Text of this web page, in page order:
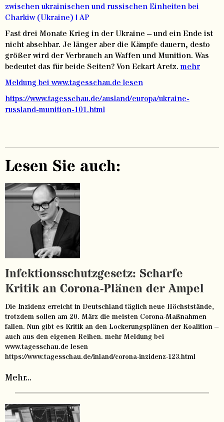
Fast drei Monate Krieg in der Ukraine – und ein Ende ist
nicht absehbar. Je länger aber die Kämpfe dauern, desto
größer wird der Verbrauch an Waffen und Munition. Was
bedeutet das für beide Seiten? Von Eckart Aretz. mehr
Meldung bei www.tagesschau.de lesen
https://www.tagesschau.de/ausland/europa/ukraine-
russland-munition-101.html
Lesen Sie auch:
Infektionsschutzgesetz: Scharfe
Kritik an Corona-Plänen der Ampel
Die Inzidenz erreicht in Deutschland täglich neue Höchststände,
trotzdem sollen am 20. März die meisten Corona-Maßnahmen
fallen. Nun gibt es Kritik an den Lockerungsplänen der Koalition –
auch aus den eigenen Reihen. mehr Meldung bei
www.tagesschau.de lesen
https://www.tagesschau.de/inland/corona-inzidenz-123.html
Mehr...